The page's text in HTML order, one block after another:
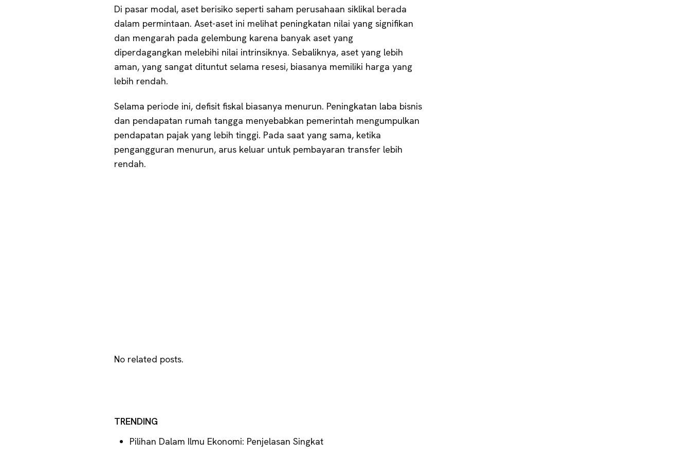
Di pasar modal, aset berisiko seperti saham perusahaan siklikal berada
dalam permintaan. Aset-aset ini melihat peningkatan nilai yang signifikan
dan mengarah pada gelembung karena banyak aset yang
diperdagangkan melebihi nilai intrinsiknya. Sebaliknya, aset yang lebih
aman, yang sangat dituntut selama resesi, biasanya memiliki harga yang
lebih rendah.
Selama periode ini, defisit fiskal biasanya menurun. Peningkatan laba bisnis
dan pendapatan rumah tangga menyebabkan pemerintah mengumpulkan
pendapatan pajak yang lebih tinggi. Pada saat yang sama, ketika
pengangguran menurun, arus keluar untuk pembayaran transfer lebih
rendah.
No related posts.
TRENDING
Pilihan Dalam Ilmu Ekonomi: Penjelasan Singkat